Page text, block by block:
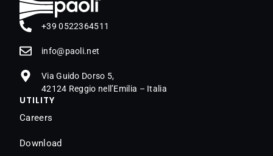
+39 0522364511
ten.iloap
@ofni
Via Guido Dorso 5,
42124 Reggio nell’Emilia – Italia
UTILITY
Careers
Download